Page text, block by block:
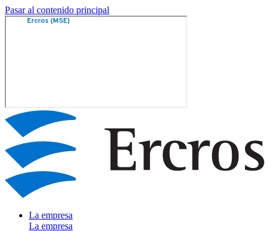
Pasar al contenido principal
La empresa
La empresa